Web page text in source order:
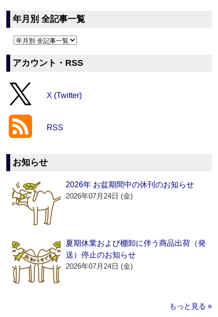
年月別 全記事一覧
アカウント・RSS
X (Twitter)
RSS
お知らせ
2026年 お盆期間中の休刊のお知らせ
2026年07月24日 (金)
夏期休業および棚卸に伴う商品出荷（発
送）停止のお知らせ
2026年07月24日 (金)
もっと見る »